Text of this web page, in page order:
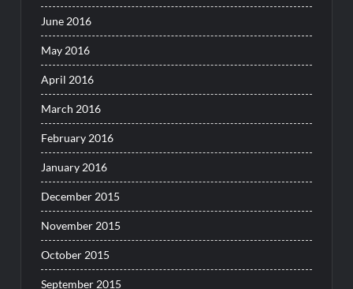
June 2016
May 2016
April 2016
March 2016
February 2016
January 2016
December 2015
November 2015
October 2015
September 2015